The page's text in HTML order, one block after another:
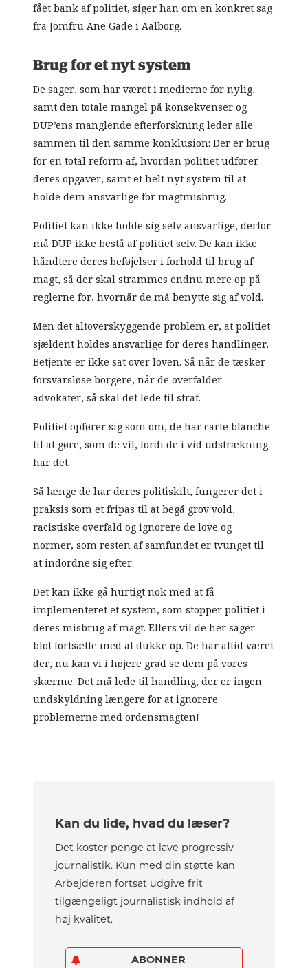
fået bank af politiet, siger han om en konkret sag
fra Jomfru Ane Gade i Aalborg.
Brug for et nyt system
De sager, som har været i medierne for nylig,
samt den totale mangel på konsekvenser og
DUP’ens manglende efterforskning leder alle
sammen til den samme konklusion: Der er brug
for en total reform af, hvordan politiet udfører
deres opgaver, samt et helt nyt system til at
holde dem ansvarlige for magtmisbrug.
Politiet kan ikke holde sig selv ansvarlige, derfor
må DUP ikke bestå af politiet selv. De kan ikke
håndtere deres beføjelser i forhold til brug af
magt, så der skal strammes endnu mere op på
reglerne for, hvornår de må benytte sig af vold.
Men det altoverskyggende problem er, at politiet
sjældent holdes ansvarlige for deres handlinger.
Betjente er ikke sat over loven. Så når de tæsker
forsvarsløse borgere, når de overfalder
advokater, så skal det lede til straf.
Politiet opfører sig som om, de har carte blanche
til at gøre, som de vil, fordi de i vid udstrækning
har det.
Så længe de har deres politiskilt, fungerer det i
praksis som et fripas til at begå grov vold,
racistiske overfald og ignorere de love og
normer, som resten af samfundet er tvunget til
at indordne sig efter.
Det kan ikke gå hurtigt nok med at få
implementeret et system, som stopper politiet i
deres misbrug af magt. Ellers vil de her sager
blot fortsætte med at dukke op. De har altid været
der, nu kan vi i højere grad se dem på vores
skærme. Det må lede til handling, der er ingen
undskyldning længere for at ignorere
problemerne med ordensmagten!
Kan du lide, hvad du læser?
Det koster penge at lave progressiv
journalistik. Kun med din støtte kan
Arbejderen fortsat udgive frit
tilgængeligt journalistisk indhold af
høj kvalitet.
ABONNER